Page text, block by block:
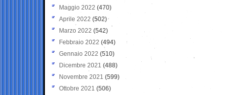
Maggio 2022 (470)
Aprile 2022 (502)
Marzo 2022 (542)
Febbraio 2022 (494)
Gennaio 2022 (510)
Dicembre 2021 (488)
Novembre 2021 (599)
Ottobre 2021 (506)